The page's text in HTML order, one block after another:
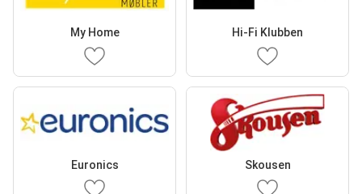
My Home Hi-Fi Klubben
Euronics Skousen